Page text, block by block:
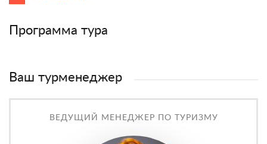
Программа тура
Ваш турменеджер
ВЕДУЩИЙ МЕНЕДЖЕР ПО ТУРИЗМУ